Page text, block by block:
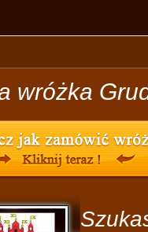
wróżka